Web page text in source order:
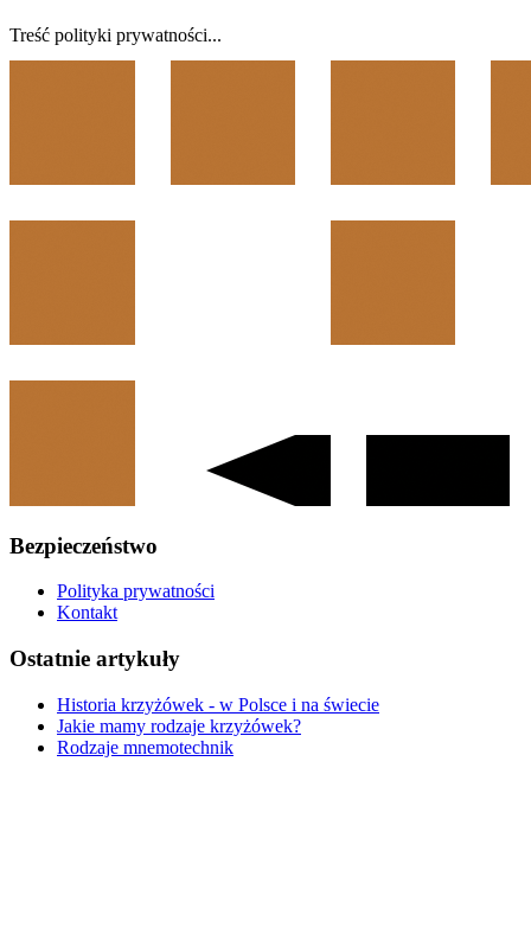
Treść polityki prywatności...
Bezpieczeństwo
Polityka prywatności
Kontakt
Ostatnie artykuły
Historia krzyżówek - w Polsce i na świecie
Jakie mamy rodzaje krzyżówek?
Rodzaje mnemotechnik